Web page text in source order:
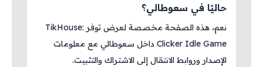
حاليًا في سعوطالي؟
نعم، هذه الصفحة مخصصة لعرض توفر TikHouse:
Clicker Idle Game داخل سعوطالي مع معلومات
الإصدار وروابط الانتقال إلى الاشتراك والتثبيت.